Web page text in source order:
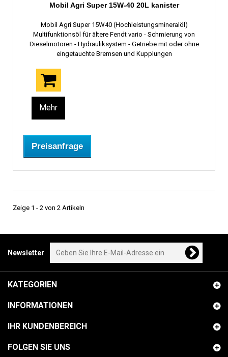
Mobil Agri Super 15W-40 20L kanister
Mobil Agri Super 15W40 (Hochleistungsmineralöl)
Multifunktionsöl für ältere Fendt vario - Schmierung von
Dieselmotoren - Hydrauliksystem - Getriebe mit oder ohne
eingetauchte Bremsen und Kupplungen
Mehr
Preisanfrage
Zeige 1 - 2 von 2 Artikeln
Newsletter
KATEGORIEN
INFORMATIONEN
IHR KUNDENBEREICH
FOLGEN SIE UNS